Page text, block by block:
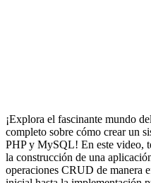
¡Explora el fascinante mundo
completo sobre cómo crear un
PHP y MySQL! En este video,
la construcción de una
operaciones CRUD de manera